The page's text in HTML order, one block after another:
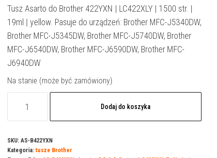
Tusz Asarto do Brother 422YXN | LC422XLY | 1500 str. |
19ml | yellow. Pasuje do urządzeń: Brother MFC-J5340DW,
Brother MFC-J5345DW, Brother MFC-J5740DW, Brother
MFC-J6540DW, Brother MFC-J6590DW, Brother MFC-
J6940DW
Na stanie (może być zamówiony)
do
Brother
Dodaj do koszyka
SKU: AS-B422YXN
Kategoria: tusze Brother